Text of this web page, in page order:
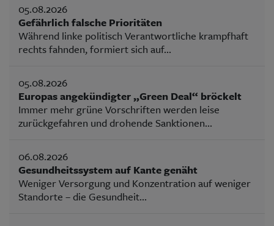
05.08.2026
Gefährlich falsche Prioritäten
Während linke politisch Verantwortliche krampfhaft
rechts fahnden, formiert sich auf...
05.08.2026
Europas angekündigter „Green Deal“ bröckelt
Immer mehr grüne Vorschriften werden leise
zurückgefahren und drohende Sanktionen...
06.08.2026
Gesundheitssystem auf Kante genäht
Weniger Versorgung und Konzentration auf weniger
Standorte – die Gesundheit...